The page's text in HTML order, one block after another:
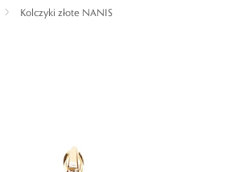
Kolczyki złote NANIS